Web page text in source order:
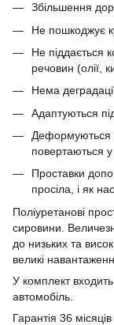
Збільшення
Не пошкоджує
Не піддається
речовин (олії,
Нема
Адаптуються
Деформуються
повертаються у
Проставки
просіла, і як
Поліуретанові
сировини.
до низьких та
великі
У комплект
автомобіль.
Гарантія 36